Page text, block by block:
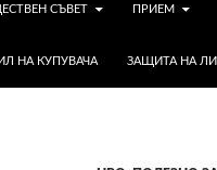
СЪВЕТ ПРИЕМ
НА КУПУВАЧА ЗАЩИТА НА